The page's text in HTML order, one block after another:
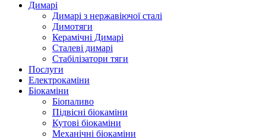
Димарі
Димарі з нержавіючої сталі
Димотяги
Керамічні Димарі
Сталеві димарі
Стабілізатори тяги
Послуги
Електрокаміни
Біокаміни
Біопаливо
Підвісні біокаміни
Кутові біокаміни
Механічні біокаміни